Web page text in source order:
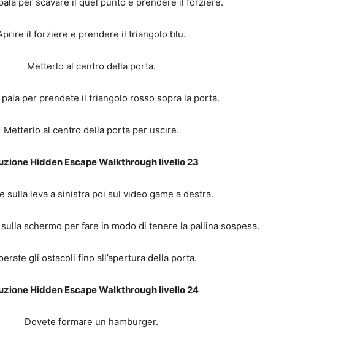
il forziere e prendere il triangolo blu.
Metterlo al centro della porta.
pala per prendete il triangolo rosso sopra la porta.
Metterlo al centro della porta per uscire.
Hidden Escape Walkthrough livello 23
sulla leva a sinistra poi sul video game a destra.
schermo per fare in modo di tenere la pallina sospesa.
gli ostacoli fino all’apertura della porta.
Hidden Escape Walkthrough livello 24
Dovete formare un hamburger.